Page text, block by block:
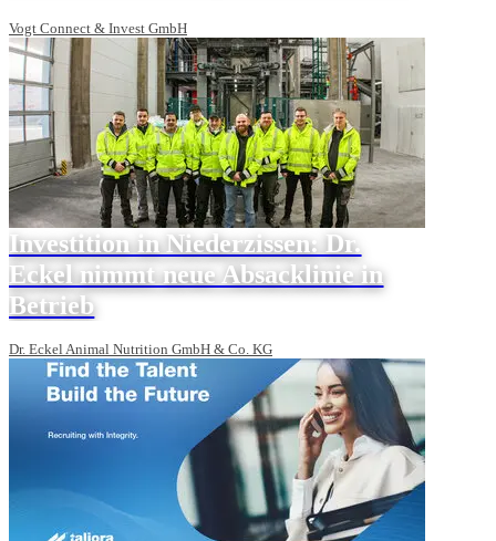
Vogt Connect & Invest GmbH
Investition in Niederzissen: Dr.
Eckel nimmt neue Absacklinie in
Betrieb
Dr. Eckel Animal Nutrition GmbH & Co. KG